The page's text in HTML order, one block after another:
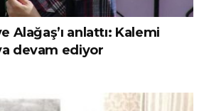
Alağaş’ı anlattı: Kalemi
devam ediyor